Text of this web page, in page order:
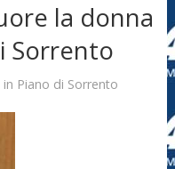
la donna
Sorrento
in Piano di Sorrento